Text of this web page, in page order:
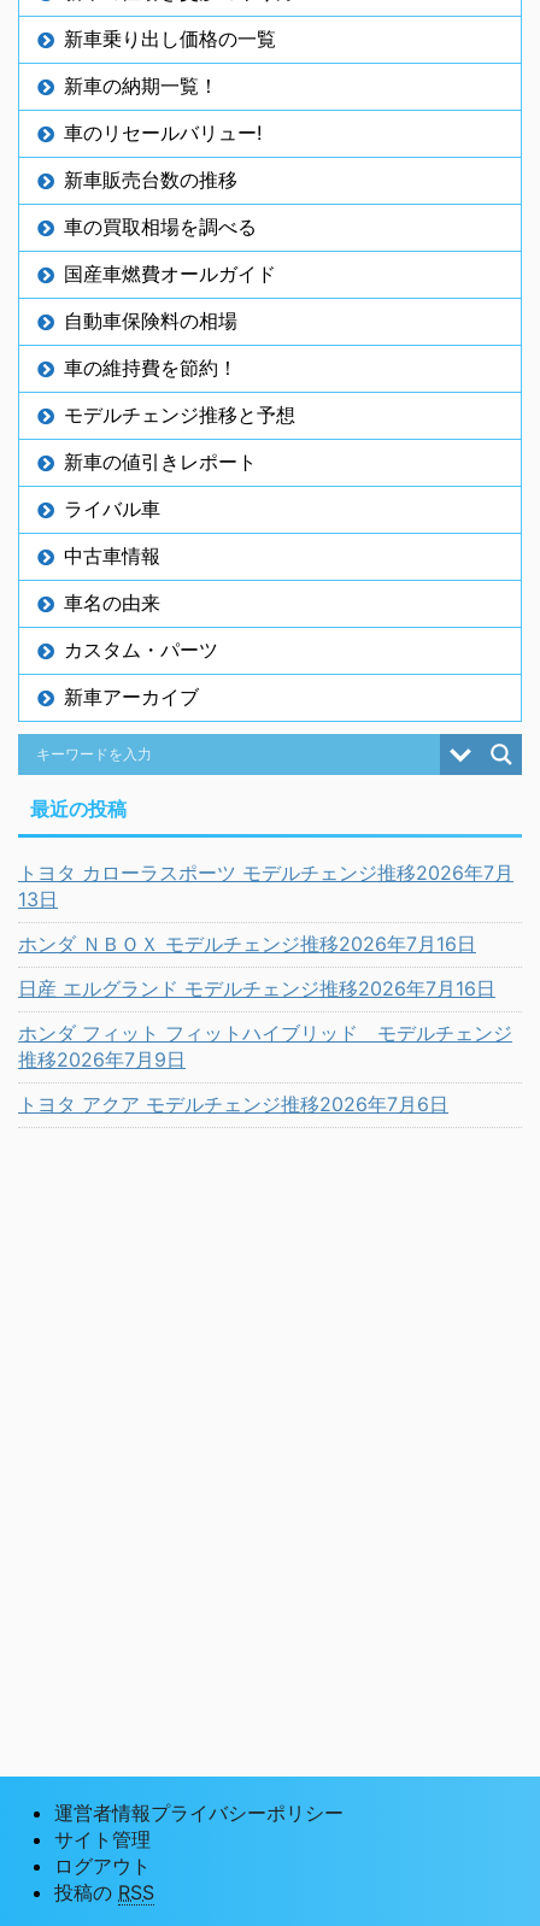
新車乗り出し価格の一覧
新車の納期一覧！
車のリセールバリュー!
新車販売台数の推移
車の買取相場を調べる
国産車燃費オールガイド
自動車保険料の相場
車の維持費を節約！
モデルチェンジ推移と予想
新車の値引きレポート
ライバル車
中古車情報
車名の由来
カスタム・パーツ
新車アーカイブ
最近の投稿
トヨタ カローラスポーツ モデルチェンジ推移2026年7月
13日
ホンダ ＮＢＯＸ モデルチェンジ推移2026年7月16日
日産 エルグランド モデルチェンジ推移2026年7月16日
ホンダ フィット フィットハイブリッド モデルチェンジ
推移2026年7月9日
トヨタ アクア モデルチェンジ推移2026年7月6日
運営者情報プライバシーポリシー
サイト管理
ログアウト
投稿の RSS